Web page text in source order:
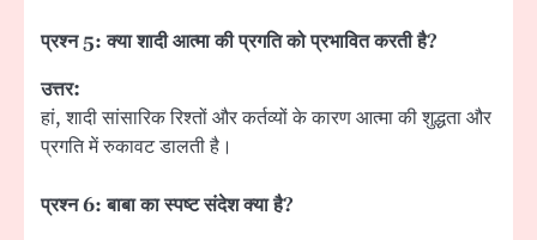
प्रश्न5:क्या शादी आत्मा की प्रगति को प्रभावित करती है?
उत्तर:
हां, शादी सांसारिक रिश्तों और कर्तव्यों के कारण आत्मा की शुद्धता और
प्रगति में रुकावट डालती है।
प्रश्न6:बाबा का स्पष्ट संदेश क्या है?